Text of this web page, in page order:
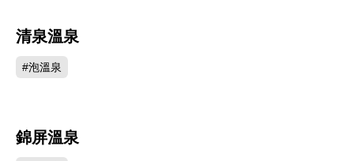
清泉溫泉
#泡溫泉
錦屏溫泉